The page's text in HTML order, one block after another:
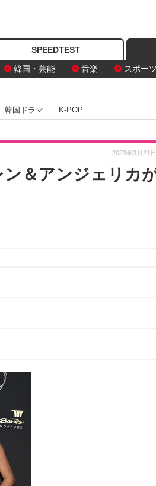
SPEEDTEST
韓国・芸能 音楽 スポーツ
韓国ドラマ K-POP
＆アンジェリカ
2023年3月21